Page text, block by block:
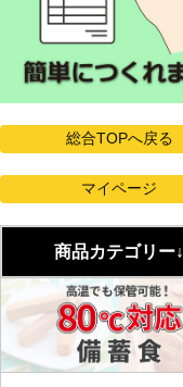
商品カテゴリー↓